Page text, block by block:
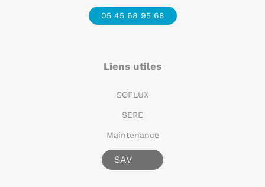
05 45 68 95 68
Liens utiles
SOFLUX
SERE
Maintenance
SAV